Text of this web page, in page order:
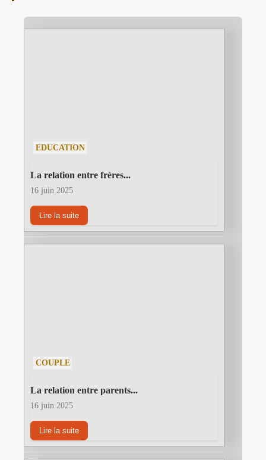
EDUCATION
La relation entre frères...
16 juin 2025
Lire la suite
COUPLE
La relation entre parents...
16 juin 2025
Lire la suite